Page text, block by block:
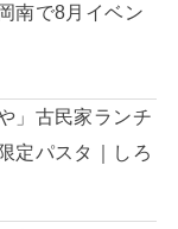
南で8月イベン
」古民家ランチ
定パスタ｜しろ